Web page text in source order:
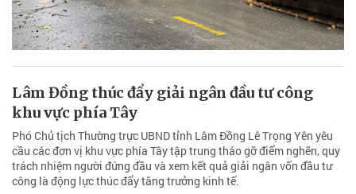
Lâm Đồng thúc đẩy giải ngân đầu tư công
khu vực phía Tây
Phó Chủ tịch Thường trực UBND tỉnh Lâm Đồng Lê Trọng Yên yêu
cầu các đơn vị khu vực phía Tây tập trung tháo gỡ điểm nghẽn, quy
trách nhiệm người đứng đầu và xem kết quả giải ngân vốn đầu tư
công là động lực thúc đẩy tăng trưởng kinh tế.